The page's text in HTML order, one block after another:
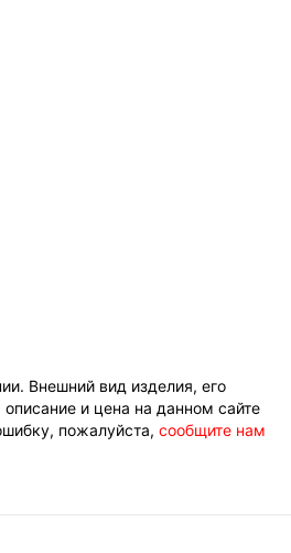
Внешний вид изделия, его
и цена на данном сайте
пожалуйста, сообщите нам